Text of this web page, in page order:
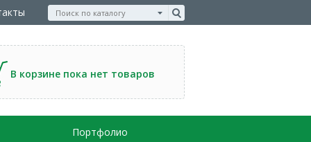
В корзине пока нет товаров
Портфолио